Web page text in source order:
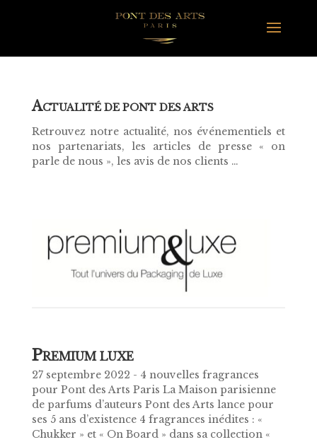
ACTUALITÉ DE PONT DES ARTS
Retrouvez notre actualité, nos événementiels et
nos partenariats, les articles de presse « on
parle de nous », les avis de nos clients …
PREMIUM LUXE
27 septembre 2022 - 4 nouvelles fragrances
pour Pont des Arts Paris La Maison parisienne
de parfums d’auteurs Pont des Arts lance pour
ses 5 ans d’existence 4 fragrances inédites : «
Chukker » et « On Board » dans sa collection «